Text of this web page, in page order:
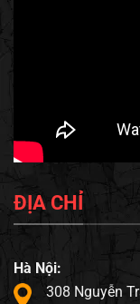
ĐỊA CHỈ
Hà Nội:
308 Nguyễn